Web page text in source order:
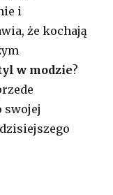
i
że kochają
w modzie?
swojej